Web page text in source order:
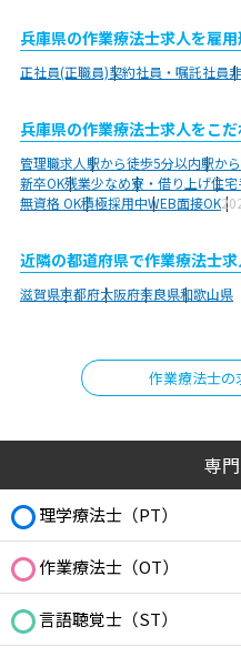
兵庫県の作業療法士求人を雇
正社員(正職員)契約社員・嘱託社員
兵庫県の作業療法士求人をこ
管理職求人駅から徒歩5分以内駅か
新卒OK残業少なめ寮・借り上げ住宅
無資格 OK積極採用中WEB面接OK
近隣の都道府県で作業療法士
滋賀県京都府大阪府奈良県和歌山県
作業療法士の
専
理学療法士（PT）
作業療法士（OT）
言語聴覚士（ST）